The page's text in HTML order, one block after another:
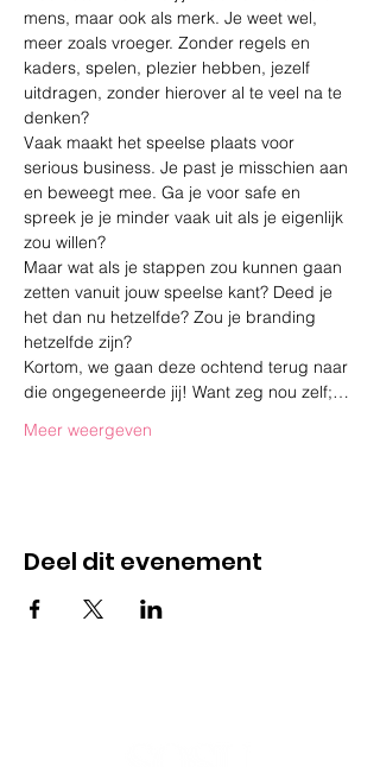
mens, maar ook als merk. Je weet wel,
meer zoals vroeger. Zonder regels en
kaders, spelen, plezier hebben, jezelf
uitdragen, zonder hierover al te veel na te
denken?
Vaak maakt het speelse plaats voor
serious business. Je past je misschien aan
en beweegt mee. Ga je voor safe en
spreek je je minder vaak uit als je eigenlijk
zou willen?
Maar wat als je stappen zou kunnen gaan
zetten vanuit jouw speelse kant? Deed je
het dan nu hetzelfde? Zou je branding
hetzelfde zijn?
Kortom, we gaan deze ochtend terug naar
die ongegeneerde jij! Want zeg nou zelf;…
Meer weergeven
Deel dit evenement